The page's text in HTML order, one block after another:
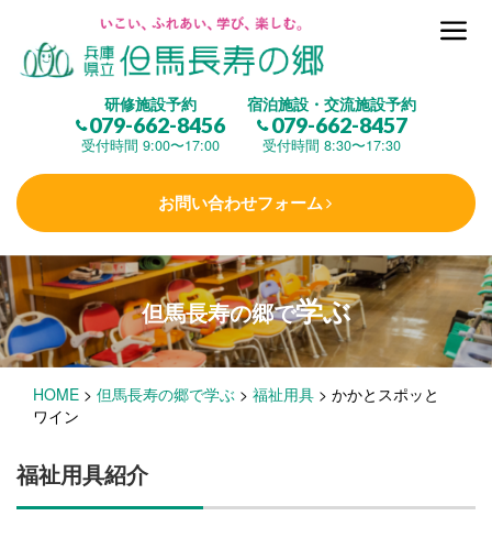
研修施設予約
079-662-8456
受付時間 9:00〜17:00
宿泊施設・交流施設予約
079-662-8457
受付時間 8:30〜17:30
お問い合わせフォーム
但馬長寿の郷とは
(研修施設)
楽しむ
学 ぶ(健康福祉)
泊まる(宿泊)
施設・料金
但馬長寿の郷で学ぶ
HOME > 但馬長寿の郷で学ぶ > 福祉用具 > かかとスポッと
ワイン
福祉用具紹介